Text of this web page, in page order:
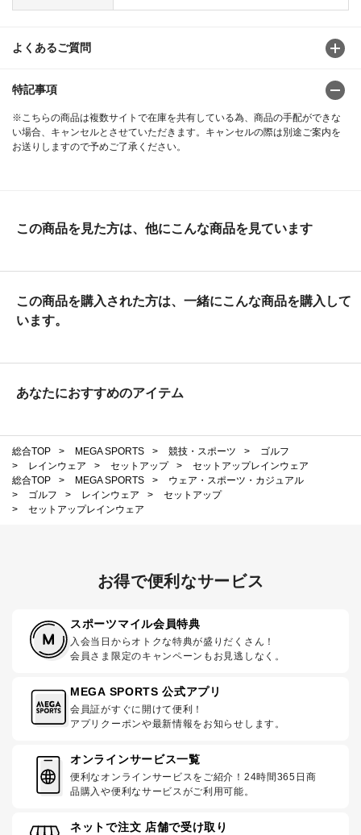
よくあるご質問
特記事項
※こちらの商品は複数サイトで在庫を共有している為、商品の手配ができな
い場合、キャンセルとさせていただきます。キャンセルの際は別途ご案内を
お送りしますので予めご了承ください。
この商品を見た方は、他にこんな商品を見ています
この商品を購入された方は、一緒にこんな商品を購入して
います。
あなたにおすすめのアイテム
総合TOP > MEGA SPORTS > 競技・スポーツ >
ゴルフ
>
レインウェア > セットアップ >
セットアップレインウェア
総合TOP
> MEGA SPORTS >
ウェア・スポーツ・カジュアル
>
ゴルフ > レインウェア >
セットアップ
>
セットアップレインウェア
お得で便利なサービス
スポーツマイル会員特典
入会当日からオトクな特典が盛りだくさん！
会員さま限定のキャンペーンもお見逃しなく。
MEGA SPORTS 公式アプリ
会員証がすぐに開けて便利！
アプリクーポンや最新情報をお知らせします。
オンラインサービス一覧
便利なオンラインサービスをご紹介！24時間365日商
品購入や便利なサービスがご利用可能。
ネットで注文 店舗で受け取り